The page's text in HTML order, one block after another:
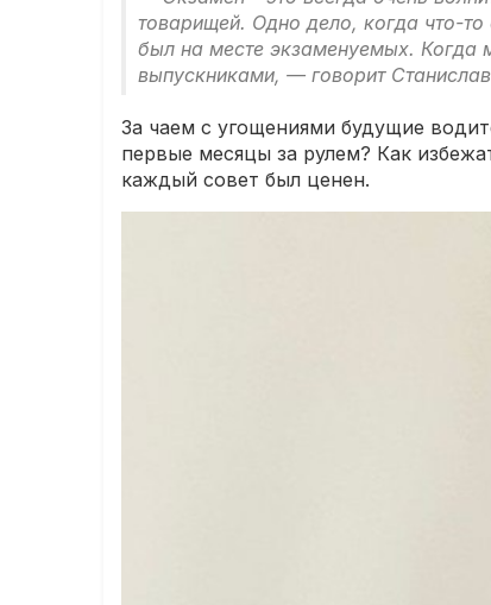
товарищей. Одно дело, когда что-
был на месте экзаменуемых. Когда
выпускниками, — говорит
За чаем с угощениями будущие
первые месяцы за рулем? Как
каждый совет был ценен.